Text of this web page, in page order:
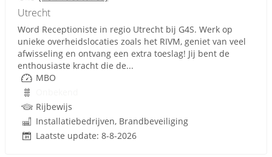
Utrecht
Word Receptioniste in regio Utrecht bij G4S. Werk op
unieke overheidslocaties zoals het RIVM, geniet van veel
afwisseling en ontvang een extra toeslag! Jij bent de
enthousiaste kracht die de...
MBO
Rijbewijs
Installatiebedrijven, Brandbeveiliging
Laatste update: 8-8-2026